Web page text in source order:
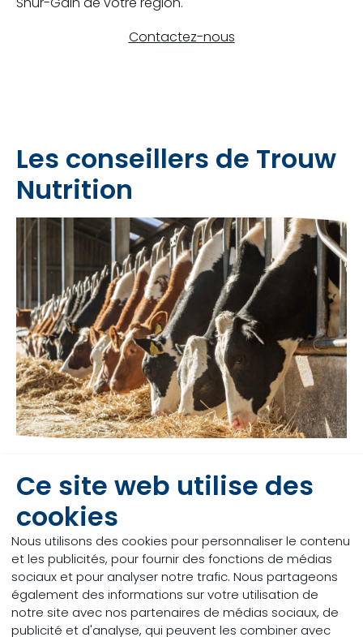
Ce site web utilise des
cookies
Nous utilisons des cookies pour personnaliser le contenu
et les publicités, pour fournir des fonctions de médias
sociaux et pour analyser notre trafic. Nous partageons
également des informations sur votre utilisation de
notre site avec nos partenaires de médias sociaux, de
publicité et d'analyse, qui peuvent les combiner avec
Contactez-nous
Les conseillers de Trouw
Nutrition
Notre équipe de représentants commerciaux, de
meuniers franchisés et de conseillers en nutrition
animale possède les connaissances, l’expertise et
les ressources nécessaires pour répondre à vos
questions sur la nutrition laitière. Ils sont vos
partenaires et des membres essentiels de votre
équipe de gestion d’élevage.